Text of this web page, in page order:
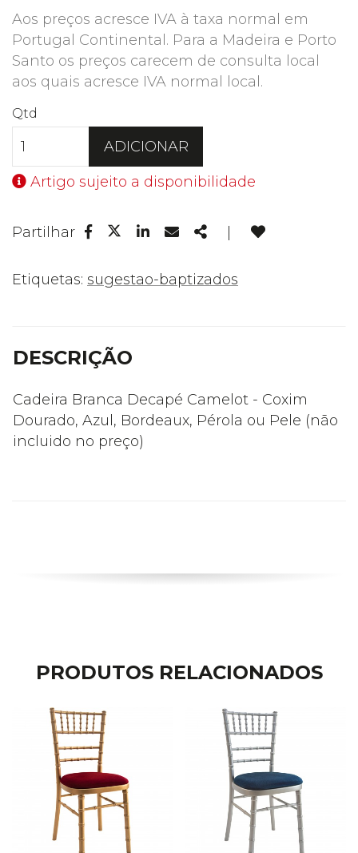
Aos preços acresce IVA à taxa normal em
Portugal Continental. Para a Madeira e Porto
Santo os preços carecem de consulta local
aos quais acresce IVA normal local.
Qtd
ADICIONAR
Artigo sujeito a disponibilidade
Partilhar
FacebookLinkedin
EmailShare
Etiquetas: sugestao-baptizados
DESCRIÇÃO
Cadeira Branca Decapé Camelot - Coxim
Dourado, Azul, Bordeaux, Pérola ou Pele (não
incluido no preço)
PRODUTOS RELACIONADOS